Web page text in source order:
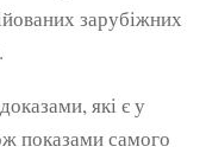
зарубіжних
які є у
показами самого